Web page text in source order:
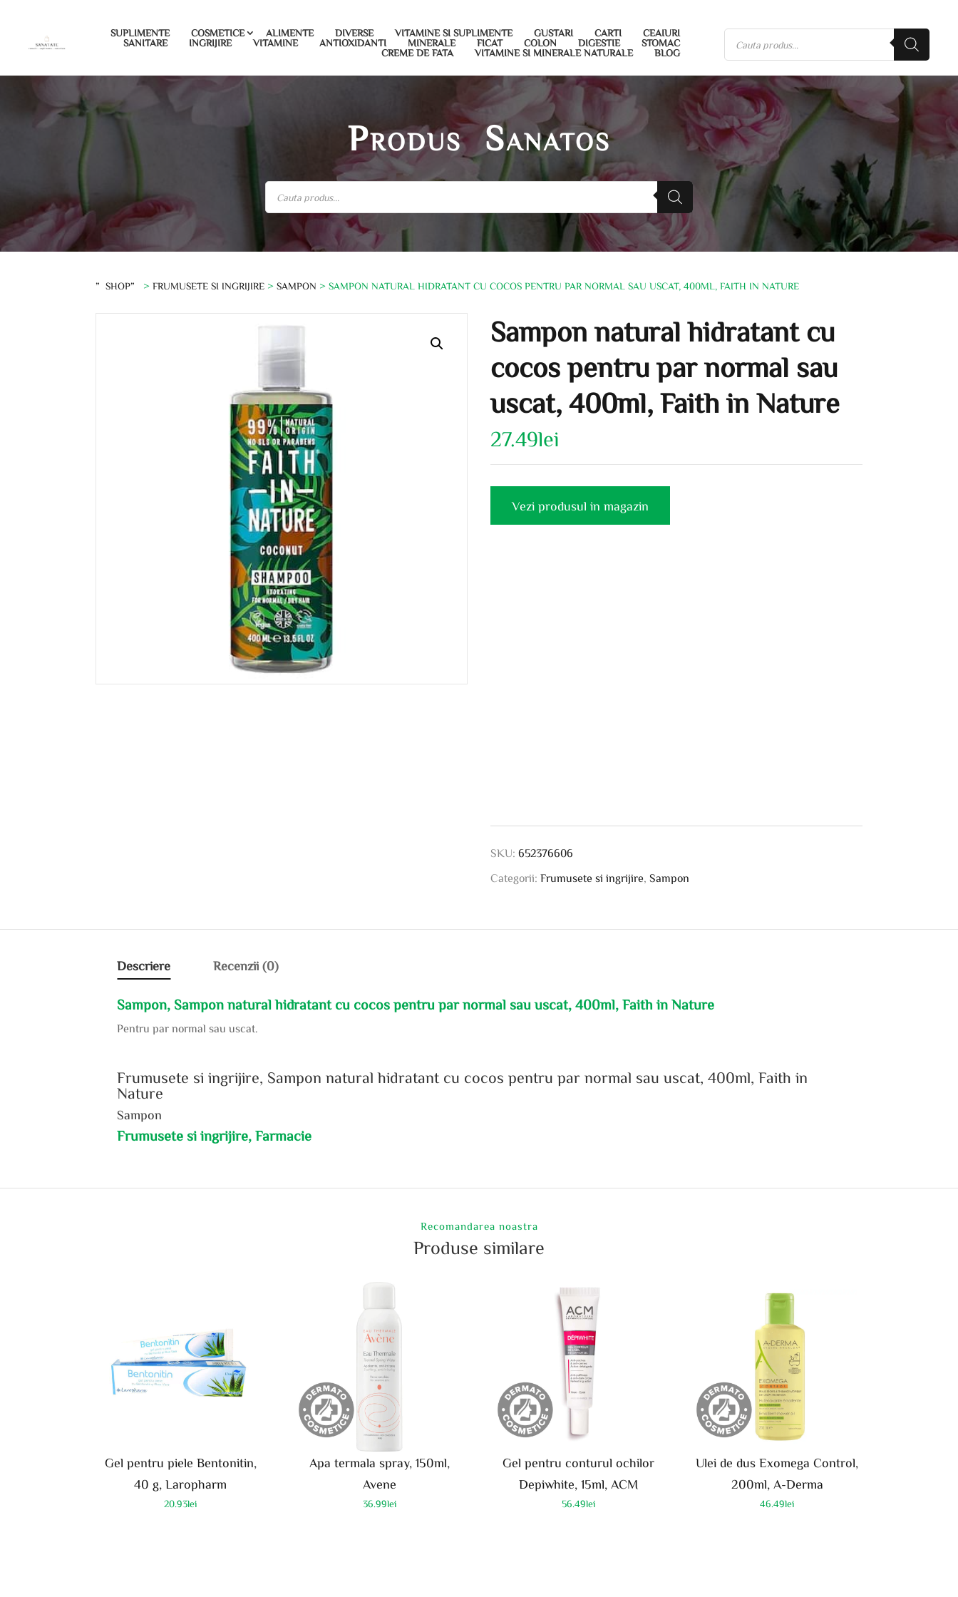
SUPLIMENTE COSMETICE ALIMENTE DIVERSE VITAMINE SI SUPLIMENTE GUSTARI CARTI
CEAIURI
SANITARE
INGRIJIRE VITAMINE ANTIOXIDANTI MINERALE FICAT COLON DIGESTIE
STOMAC
CREME DE FATA
VITAMINE SI MINERALE NATURALE BLOG
Produs Sanatos
”SHOP” >FRUMUSETE SI INGRIJIRE >SAMPON > SAMPON NATURAL HIDRATANT CU COCOS PENTRU PAR NORMAL SAU USCAT, 400ML, FAITH IN NATURE
Sampon natural hidratant cu
cocos pentru par normal sau
uscat, 400ml, Faith in Nature
27.49lei
Vezi produsul in magazin
SKU:652376606
Categorii:Frumusete si ingrijire ,Sampon
Descriere Recenzii (0)
Sampon, Sampon natural hidratant cu cocos pentru par normal sau uscat, 400ml, Faith in Nature
Pentru par normal sau uscat.
Frumusete si ingrijire, Sampon natural hidratant cu cocos pentru par normal sau uscat, 400ml, Faith in
Nature
Sampon
Frumusete si ingrijire, Farmacie
Recomandarea noastra
Produse similare
Gel pentru piele Bentonitin,
40 g, Laropharm
20.93lei
Apa termala spray, 150ml,
Avene
36.99lei
Gel pentru conturul ochilor
Depiwhite, 15ml, ACM
56.49lei
Ulei de dus Exomega Control,
200ml, A-Derma
46.49lei